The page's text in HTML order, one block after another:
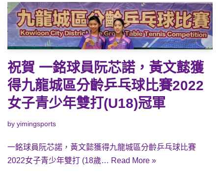
祝賀 一銘球員阮芯諾，黃文懿獲
得九龍城區分齡乒乓球比賽2022
女子青少年雙打(U18)冠軍
by yimingsports
一銘球員阮芯諾，黃文懿獲得九龍城區分齡乒乓球比賽
2022女子青少年雙打 (18歲… Read More »